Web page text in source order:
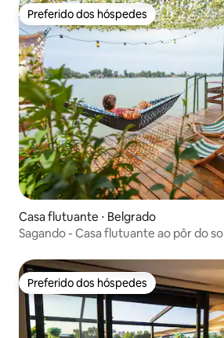
Preferido dos hóspedes
Preferido dos hóspedes
Casa flutuante ⋅ Belgrado
Sagando - Casa flutuante ao pôr do sol
Preferido dos hóspedes
Preferido dos hóspedes